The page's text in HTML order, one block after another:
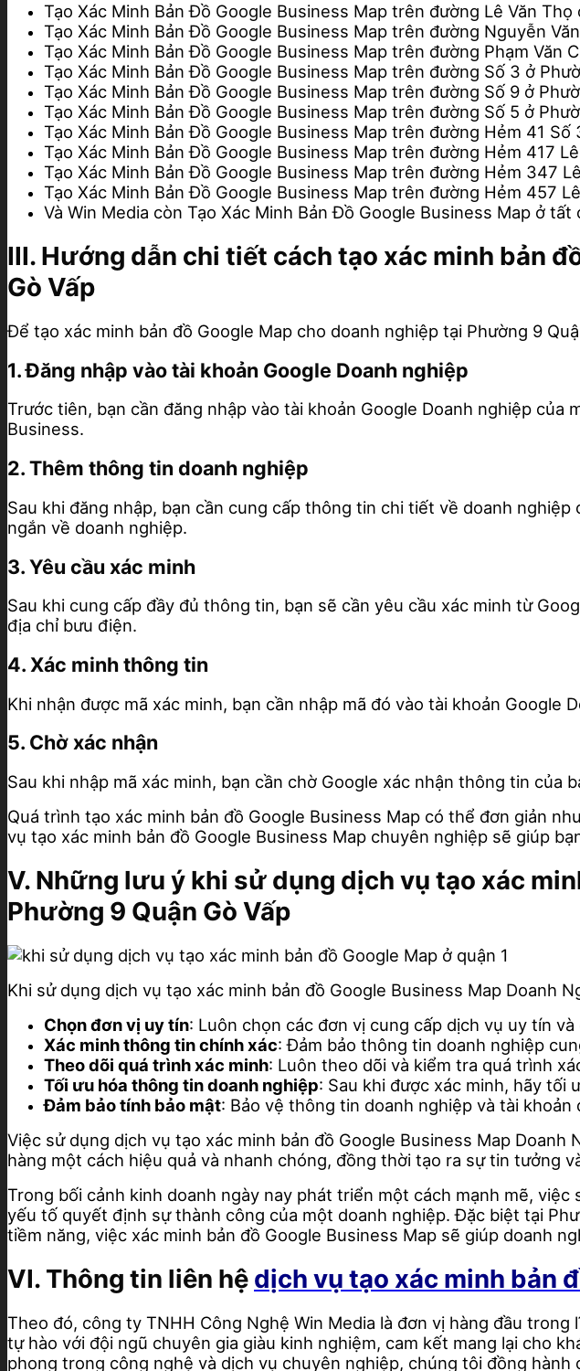
Tạo Xác Minh Bản Đồ Google Business Map trên đường Lê Văn Thọ
Tạo Xác Minh Bản Đồ Google Business Map trên đường Nguyễn
Tạo Xác Minh Bản Đồ Google Business Map trên đường Phạm Văn
Tạo Xác Minh Bản Đồ Google Business Map trên đường Số 3 ở
Tạo Xác Minh Bản Đồ Google Business Map trên đường Số 9 ở
Tạo Xác Minh Bản Đồ Google Business Map trên đường Số 5 ở
Tạo Xác Minh Bản Đồ Google Business Map trên đường Hẻm 41 Số
Tạo Xác Minh Bản Đồ Google Business Map trên đường Hẻm 417
Tạo Xác Minh Bản Đồ Google Business Map trên đường Hẻm 347
Tạo Xác Minh Bản Đồ Google Business Map trên đường Hẻm 457
Và Win Media còn Tạo Xác Minh Bản Đồ Google Business Map ở
III. Hướng dẫn chi tiết cách tạo xác minh bản
Gò Vấp
Để tạo xác minh bản đồ Google Map cho doanh nghiệp tại Phường 9
1. Đăng nhập vào tài khoản Google Doanh nghiệp
Trước tiên, bạn cần đăng nhập vào tài khoản Google Doanh nghiệp
Business.
2. Thêm thông tin doanh nghiệp
Sau khi đăng nhập, bạn cần cung cấp thông tin chi tiết về doanh
ngắn về doanh nghiệp.
3. Yêu cầu xác minh
Sau khi cung cấp đầy đủ thông tin, bạn sẽ cần yêu cầu xác minh từ
địa chỉ bưu điện.
4. Xác minh thông tin
Khi nhận được mã xác minh, bạn cần nhập mã đó vào tài khoản Google
5. Chờ xác nhận
Sau khi nhập mã xác minh, bạn cần chờ Google xác nhận thông tin của
Quá trình tạo xác minh bản đồ Google Business Map có thể đơn giản
vụ tạo xác minh bản đồ Google Business Map chuyên nghiệp sẽ giúp
V. Những lưu ý khi sử dụng dịch vụ tạo xác
Phường 9 Quận Gò Vấp
Khi sử dụng dịch vụ tạo xác minh bản đồ Google Business Map Doanh
Chọn đơn vị uy tín: Luôn chọn các đơn vị cung cấp dịch vụ uy tín
Xác minh thông tin chính xác: Đảm bảo thông tin doanh nghiệp
Theo dõi quá trình xác minh: Luôn theo dõi và kiểm tra quá trình
Tối ưu hóa thông tin doanh nghiệp: Sau khi được xác minh, hãy tối
Đảm bảo tính bảo mật: Bảo vệ thông tin doanh nghiệp và tài
Việc sử dụng dịch vụ tạo xác minh bản đồ Google Business Map
hàng một cách hiệu quả và nhanh chóng, đồng thời tạo ra sự tin tưởng
Trong bối cảnh kinh doanh ngày nay phát triển một cách mạnh mẽ,
yếu tố quyết định sự thành công của một doanh nghiệp. Đặc biệt tại
tiềm năng, việc xác minh bản đồ Google Business Map sẽ giúp doanh
VI. Thông tin liên hệ dịch vụ tạo xác minh bản
Theo đó, công ty TNHH Công Nghệ Win Media là đơn vị hàng đầu
tự hào với đội ngũ chuyên gia giàu kinh nghiệm, cam kết mang lại cho
phong trong công nghệ và dịch vụ chuyên nghiệp, chúng tôi đồng